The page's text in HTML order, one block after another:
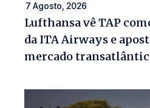
7 Agosto, 2026
Lufthansa vê TAP
da ITA Airways e
mercado